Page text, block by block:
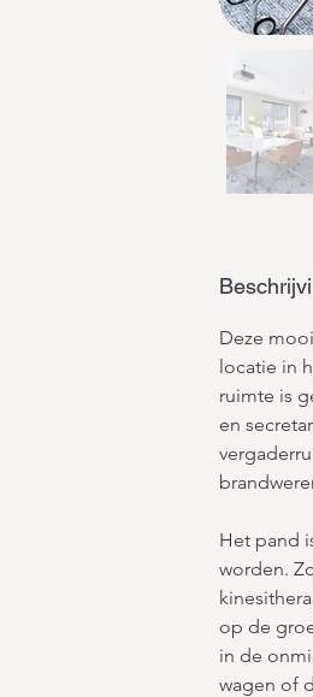
Deze
locatie in
ruimte is
en
Het pand
worden.
op de
in de
wagen of